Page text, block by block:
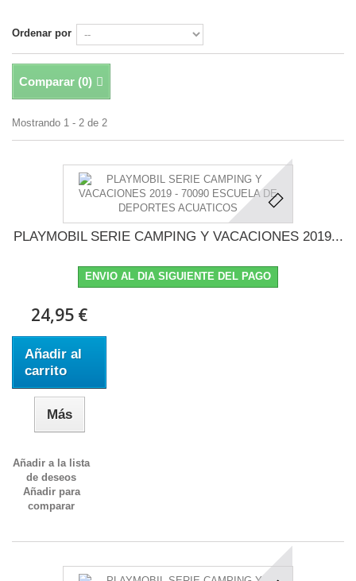
Ordenar por
Comparar (0)
Mostrando 1 - 2 de 2
PLAYMOBIL SERIE CAMPING Y VACACIONES 2019...
ENVIO AL DIA SIGUIENTE DEL PAGO
24,95 €
Añadir al
carrito
Más
Añadir a la lista
de deseos
Añadir para
comparar